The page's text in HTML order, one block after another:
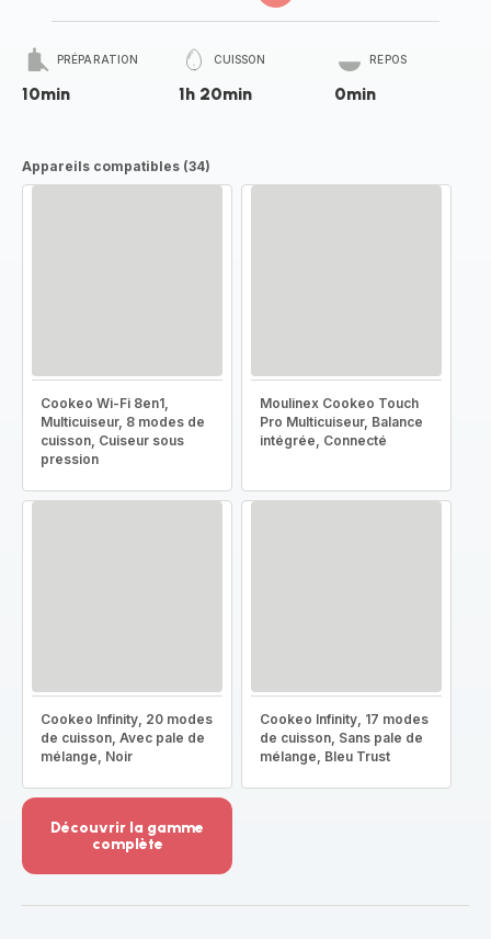
PRÉPARATION
10min
CUISSON
1h 20min
REPOS
0min
Appareils compatibles (34)
Cookeo Wi-Fi 8en1,
Multicuiseur, 8 modes de
cuisson, Cuiseur sous
pression
Moulinex Cookeo Touch
Pro Multicuiseur, Balance
intégrée, Connecté
Cookeo Infinity, 20 modes
de cuisson, Avec pale de
mélange, Noir
Cookeo Infinity, 17 modes
de cuisson, Sans pale de
mélange, Bleu Trust
Découvrir la gamme
complète
-